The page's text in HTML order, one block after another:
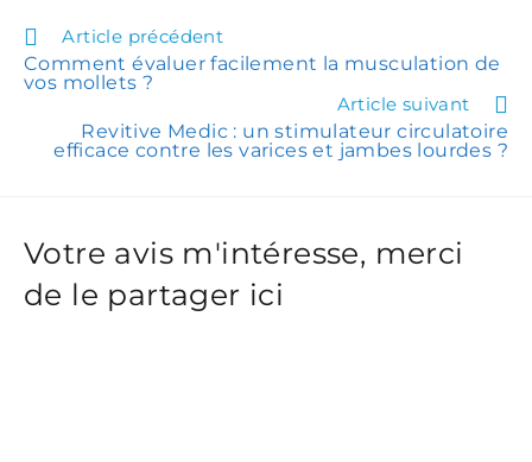
Article précédent
Comment évaluer facilement la musculation de
vos mollets ?
Article suivant
Revitive Medic : un stimulateur circulatoire
efficace contre les varices et jambes lourdes ?
Votre avis m'intéresse, merci
de le partager ici